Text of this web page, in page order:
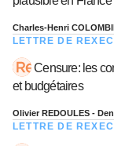
Charles-Henri
LETTRE DE
Censure: les
et budgétaires
Olivier REDOULES -
LETTRE DE